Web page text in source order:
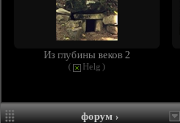
Из глубины веков 2
( Helg )
форум›